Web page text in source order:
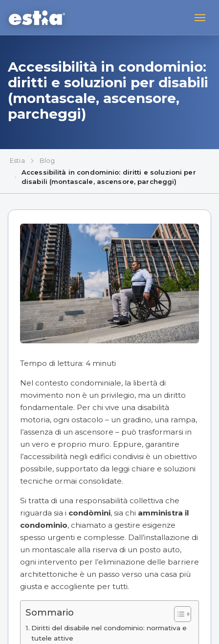
Accessibilità in condominio:
diritti e soluzioni per disabili
(montascale, ascensore,
parcheggi)
Estia
Blog
Accessibilità in condominio: diritti e soluzioni per
disabili (montascale, ascensore, parcheggi)
Tempo di lettura: 4 minuti
Nel contesto condominiale, la libertà di
movimento non è un privilegio, ma un diritto
fondamentale. Per chi vive una disabilità
motoria, ogni ostacolo – un gradino, una rampa,
l’assenza di un ascensore – può trasformarsi in
un vero e proprio muro. Eppure, garantire
l’accessibilità negli edifici condivisi è un obiettivo
possibile, supportato da leggi chiare e soluzioni
tecniche ormai consolidate.
Si tratta di una responsabilità collettiva che
riguarda sia i condòmini, sia chi amministra il
condominio, chiamato a gestire esigenze
spesso urgenti e complesse. Dall’installazione di
un montascale alla riserva di un posto auto,
ogni intervento per l’eliminazione delle barriere
architettoniche è un passo verso una casa più
giusta e accogliente per tutti.
Sommario
Diritti del disabile nel condominio: normativa e
tutele attive